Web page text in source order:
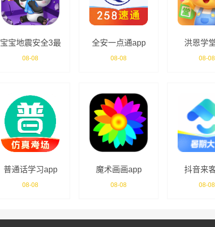
宝宝地震安全3最
新版
08-08
全安一点通app
08-08
洪恩学
08-08
普通话学习app
08-08
魔术画画app
08-08
抖音来
08-08